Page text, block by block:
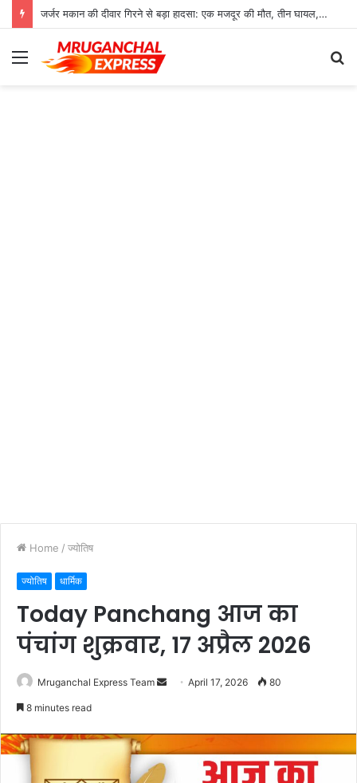
जर्जर मकान की दीवार गिरने से बड़ा हादसा: एक मजदूर की मौत, तीन घायल, रेफर
Menu
Home / ज्योतिष
ज्योतिष धार्मिक
Today Panchang आज का
पंचांग शुक्रवार, 17 अप्रैल 2026
Mruganchal Express Team
Send April 17, 2026 80
8 minutes read